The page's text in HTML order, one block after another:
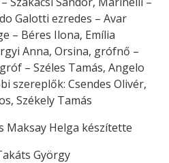
Galotti ezredes – Avar
– Béres Ilona, Emília
Anna, Orsina, grófnő –
– Széles Tamás, Angelo
szereplők: Csendes Olivér,
Székely Tamás
Maksay Helga készítette
György